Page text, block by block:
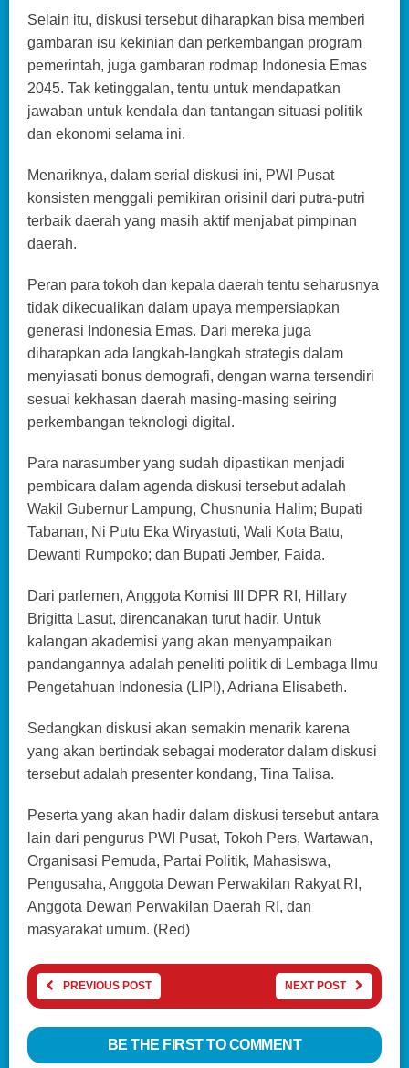
Selain itu, diskusi tersebut diharapkan bisa memberi
gambaran isu kekinian dan perkembangan program
pemerintah, juga gambaran rodmap Indonesia Emas
2045. Tak ketinggalan, tentu untuk mendapatkan
jawaban untuk kendala dan tantangan situasi politik
dan ekonomi selama ini.
Menariknya, dalam serial diskusi ini, PWI Pusat
konsisten menggali pemikiran orisinil dari putra-putri
terbaik daerah yang masih aktif menjabat pimpinan
daerah.
Peran para tokoh dan kepala daerah tentu seharusnya
tidak dikecualikan dalam upaya mempersiapkan
generasi Indonesia Emas. Dari mereka juga
diharapkan ada langkah-langkah strategis dalam
menyiasati bonus demografi, dengan warna tersendiri
sesuai kekhasan daerah masing-masing seiring
perkembangan teknologi digital.
Para narasumber yang sudah dipastikan menjadi
pembicara dalam agenda diskusi tersebut adalah
Wakil Gubernur Lampung, Chusnunia Halim; Bupati
Tabanan, Ni Putu Eka Wiryastuti, Wali Kota Batu,
Dewanti Rumpoko; dan Bupati Jember, Faida.
Dari parlemen, Anggota Komisi III DPR RI, Hillary
Brigitta Lasut, direncanakan turut hadir. Untuk
kalangan akademisi yang akan menyampaikan
pandangannya adalah peneliti politik di Lembaga Ilmu
Pengetahuan Indonesia (LIPI), Adriana Elisabeth.
Sedangkan diskusi akan semakin menarik karena
yang akan bertindak sebagai moderator dalam diskusi
tersebut adalah presenter kondang, Tina Talisa.
Peserta yang akan hadir dalam diskusi tersebut antara
lain dari pengurus PWI Pusat, Tokoh Pers, Wartawan,
Organisasi Pemuda, Partai Politik, Mahasiswa,
Pengusaha, Anggota Dewan Perwakilan Rakyat RI,
Anggota Dewan Perwakilan Daerah RI, dan
masyarakat umum. (Red)
PREVIOUS POST NEXT POST
BE THE FIRST TO COMMENT